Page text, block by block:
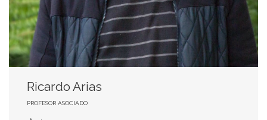
Ricardo Arias
PROFESOR ASOCIADO